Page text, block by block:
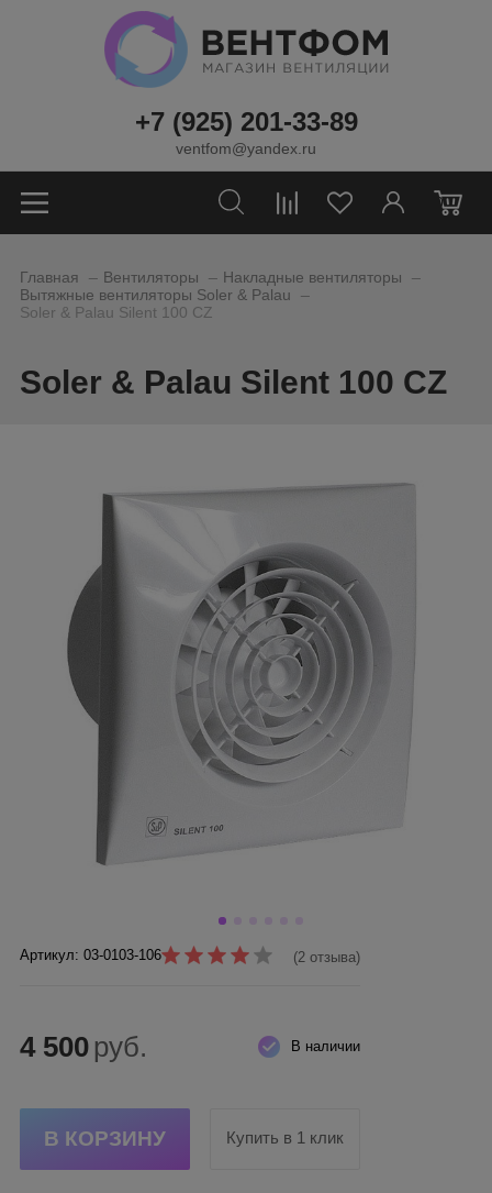
+7 (925) 201-33-89
ventfom@yandex.ru
0
Главная Вентиляторы Накладные вентиляторы
Вытяжные вентиляторы Soler & Palau _
Soler & Palau Silent 100 CZ
Soler & Palau Silent 100 CZ
(2 отзыва)
Артикул: 03-0103-106
В наличии
4 500 руб.
Купить в 1 клик